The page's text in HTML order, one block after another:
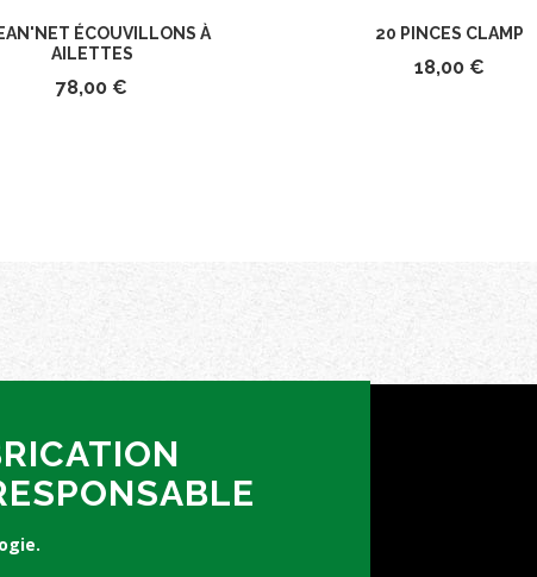
ÉCOUVILLONS À
AILETTES
78,00 €
20 PINCES CLAMP
18,00 €